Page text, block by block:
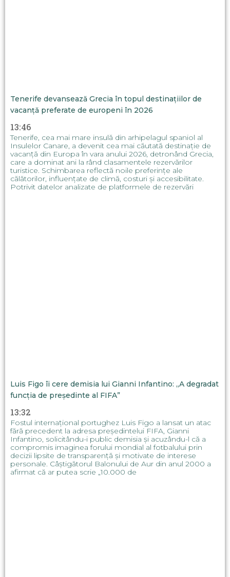
Tenerife devansează Grecia în topul destinațiilor de
vacanță preferate de europeni în 2026
13:46
Tenerife, cea mai mare insulă din arhipelagul spaniol al
Insulelor Canare, a devenit cea mai căutată destinație de
vacanță din Europa în vara anului 2026, detronând Grecia,
care a dominat ani la rând clasamentele rezervărilor
turistice. Schimbarea reflectă noile preferințe ale
călătorilor, influențate de climă, costuri și accesibilitate.
Potrivit datelor analizate de platformele de rezervări
Luis Figo îi cere demisia lui Gianni Infantino: „A degradat
funcția de președinte al FIFA”
13:32
Fostul internațional portughez Luis Figo a lansat un atac
fără precedent la adresa președintelui FIFA, Gianni
Infantino, solicitându-i public demisia și acuzându-l că a
compromis imaginea forului mondial al fotbalului prin
decizii lipsite de transparență și motivate de interese
personale. Câștigătorul Balonului de Aur din anul 2000 a
afirmat că ar putea scrie „10.000 de